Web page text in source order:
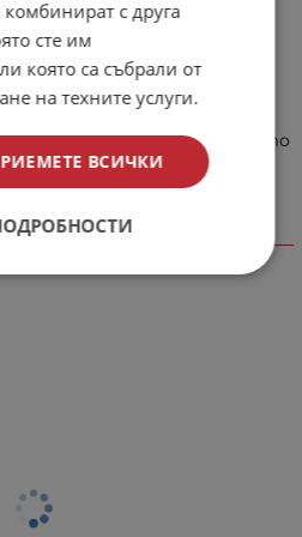
21700 - 4 бр.
батерии със защитното
с друга
сте им
която са събрали от
на техните услуги.
ВСИЧКИ